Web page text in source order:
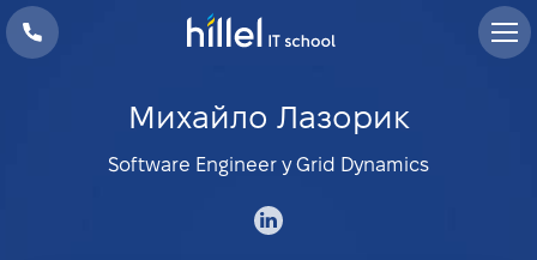
Михайло Лазорик
Software Engineer у Grid Dynamics